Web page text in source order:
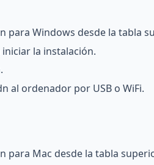
para Windows desde la tabla
la instalación.
al ordenador por USB o WiFi.
para Mac desde la tabla